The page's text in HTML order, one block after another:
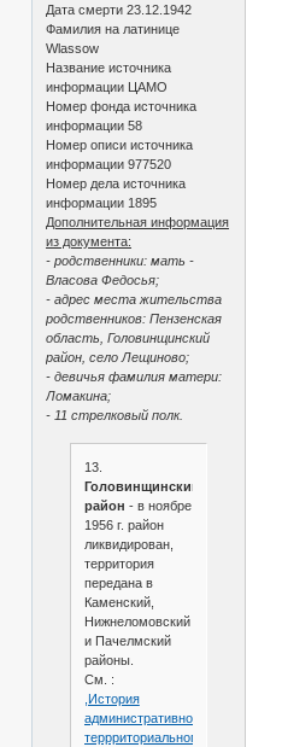
Дата смерти 23.12.1942
Фамилия на латинице
Wlassow
Название источника
информации ЦАМО
Номер фонда источника
информации 58
Номер описи источника
информации 977520
Номер дела источника
информации 1895
Дополнительная информация
из документа:
- родственники: мать -
Власова Федосья;
- адрес места жительства
родственников: Пензенская
область, Головинщинский
район, село Лещиново;
- девичья фамилия матери:
Ломакина;
- 11 стрелковый полк.
13.
Головинщинский
район - в ноябре
1956 г. район
ликвидирован,
территория
передана в
Каменский,
Нижнеломовский
и Пачелмский
районы.
См. :
,История
административно-
террриториального